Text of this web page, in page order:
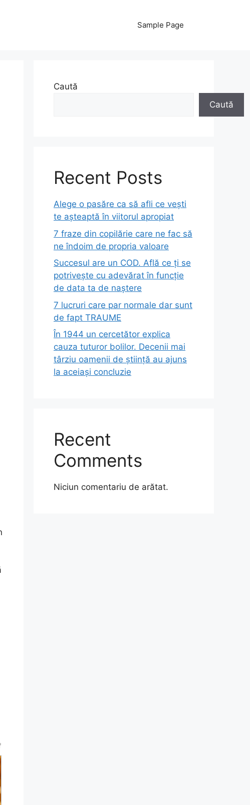
Sample Page
Caută
Caută
Recent Posts
Alege o pasăre ca să afli ce vești
te așteaptă în viitorul apropiat
7 fraze din copilărie care ne fac să
ne îndoim de propria valoare
Succesul are un COD. Află ce ți se
potrivește cu adevărat în funcție
de data ta de naștere
7 lucruri care par normale dar sunt
de fapt TRAUME
În 1944 un cercetător explica
cauza tuturor bolilor. Decenii mai
târziu oamenii de știință au ajuns
la aceiași concluzie
Recent
Comments
Niciun comentariu de arătat.